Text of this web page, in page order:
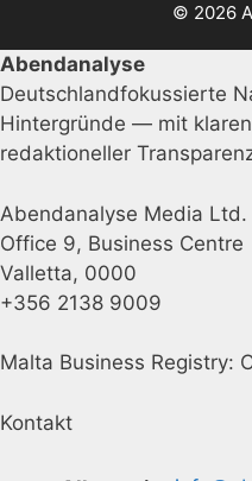
© 2026
Abendanalyse
Deutschlandfokussierte
Hintergründe — mit
redaktioneller
Abendanalyse Media Ltd.
Office 9, Business Centre
Valletta, 0000
+356 2138 9009
Malta Business Registry:
Kontakt